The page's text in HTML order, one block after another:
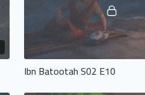
Ibn Batootah S02 E10